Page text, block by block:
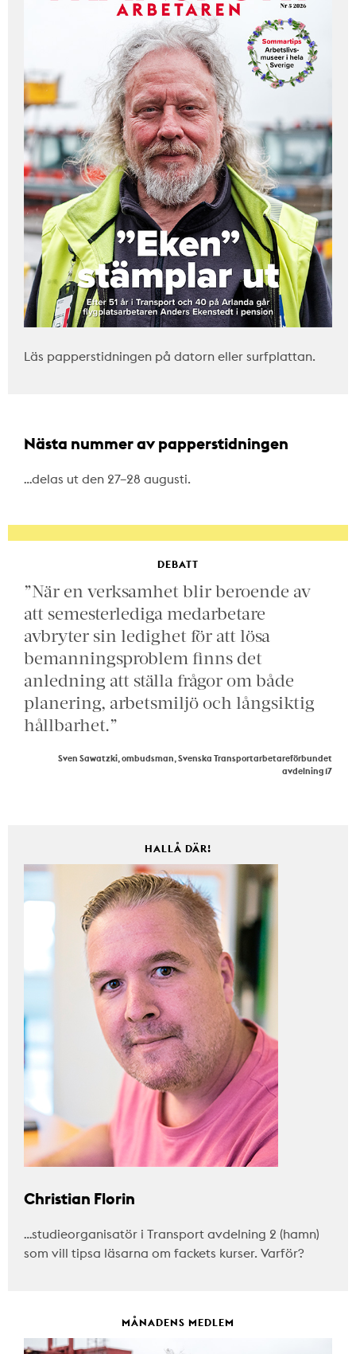
Läs papperstidningen på datorn eller surfplattan.
Nästa nummer av papperstidningen
…delas ut den 27–28 augusti.
DEBATT
”När en verksamhet blir beroende av
att semesterlediga medarbetare
avbryter sin ledighet för att lösa
bemanningsproblem finns det
anledning att ställa frågor om både
planering, arbetsmiljö och långsiktig
hållbarhet.”
Sven Sawatzki, ombudsman, Svenska Transportarbetareförbundet
avdelning 17
HALLÅ DÄR!
Christian Florin
…studieorganisatör i Transport avdelning 2 (hamn)
som vill tipsa läsarna om fackets kurser. Varför?
MÅNADENS MEDLEM